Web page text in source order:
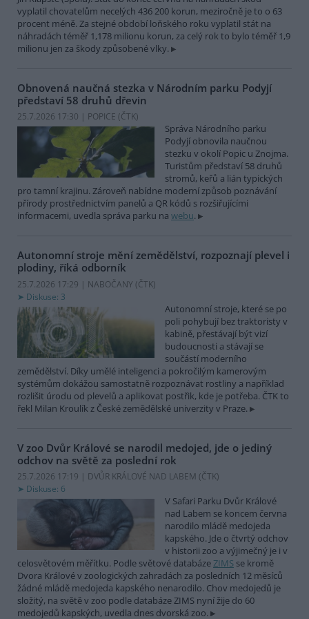
vyplatil chovatelům necelých 436 200 korun, meziročně je to o 63
procent méně. Za stejné období loňského roku vyplatil stát na
náhradách téměř 1,178 milionu korun, za celý rok to bylo téměř 1,9
milionu jen za škody způsobené vlky.
Obnovená naučná stezka v Národním parku Podyjí
představí 58 druhů dřevin
25.7.2026 17:30 | POPICE (ČTK)
Správa Národního parku
Podyjí obnovila naučnou
stezku v okolí Popic u Znojma.
Turistům představí 58 druhů
stromů, keřů a lián typických
pro tamní krajinu. Zároveň nabídne moderní způsob poznávání
přírody prostřednictvím panelů a QR kódů s rozšiřujícími
informacemi, uvedla správa parku na webu.
Autonomní stroje mění zemědělství, rozpoznají plevel i
plodiny, říká odborník
25.7.2026 17:29 | NABOČANY (ČTK)
Diskuse: 3
Autonomní stroje, které se po
poli pohybují bez traktoristy v
kabině, přestávají být vizí
budoucnosti a stávají se
součástí moderního
zemědělství. Díky umělé inteligenci a pokročilým kamerovým
systémům dokážou samostatně rozpoznávat rostliny a například
rozlišit úrodu od plevelů a aplikovat postřik, kde je potřeba. ČTK to
řekl Milan Kroulík z České zemědělské univerzity v Praze.
V zoo Dvůr Králové se narodil medojed, jde o jediný
odchov na světě za poslední rok
25.7.2026 17:19 | DVŮR KRÁLOVÉ NAD LABEM (ČTK)
Diskuse: 6
V Safari Parku Dvůr Králové
nad Labem se koncem června
narodilo mládě medojeda
kapského. Jde o čtvrtý odchov
v historii zoo a výjimečný je i v
celosvětovém měřítku. Podle světové databázeZIMS se kromě
Dvora Králové v zoologických zahradách za posledních 12 měsíců
žádné mládě medojeda kapského nenarodilo. Chov medojedů je
složitý, na světě v zoo podle databáze ZIMS nyní žije do 60
medojedů kapských, uvedla dnes dvorská zoo.